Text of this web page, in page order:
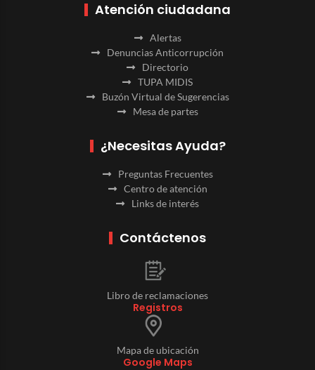
Atención ciudadana
Alertas
Denuncias Anticorrupción
Directorio
TUPA MIDIS
Buzón Virtual de Sugerencias
Mesa de partes
¿Necesitas Ayuda?
Preguntas Frecuentes
Centro de atención
Links de interés
Contáctenos
Libro de reclamaciones
Registros
Mapa de ubicación
Google Maps